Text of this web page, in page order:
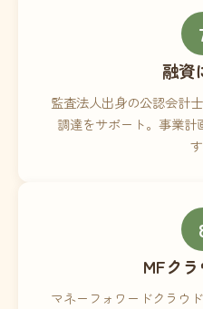
融資
監査法人出身の公認会計
調達をサポート。事業計
す
MFク
マネーフォワードクラウ